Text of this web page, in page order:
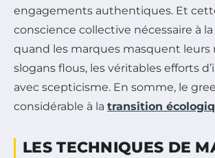
engagements authentiques. Et
conscience collective nécessaire à la
quand les marques masquent
slogans flous, les véritables efforts
avec scepticisme. En somme, le
considérable à la transition
LES TECHNIQUES DE